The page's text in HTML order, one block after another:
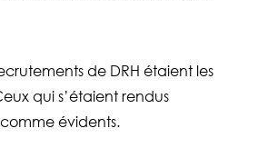
de DRH étaient les
qui s’étaient rendus
évidents.